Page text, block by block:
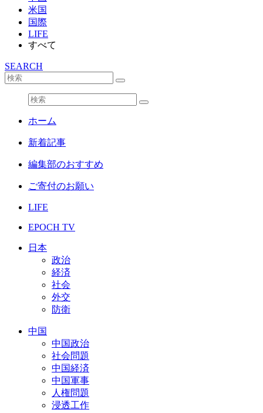
米国
国際
LIFE
すべて
SEARCH
ホーム
新着記事
編集部のおすすめ
ご寄付のお願い
LIFE
EPOCH TV
日本
政治
経済
社会
外交
防衛
中国
中国政治
社会問題
中国経済
中国軍事
人権問題
浸透工作